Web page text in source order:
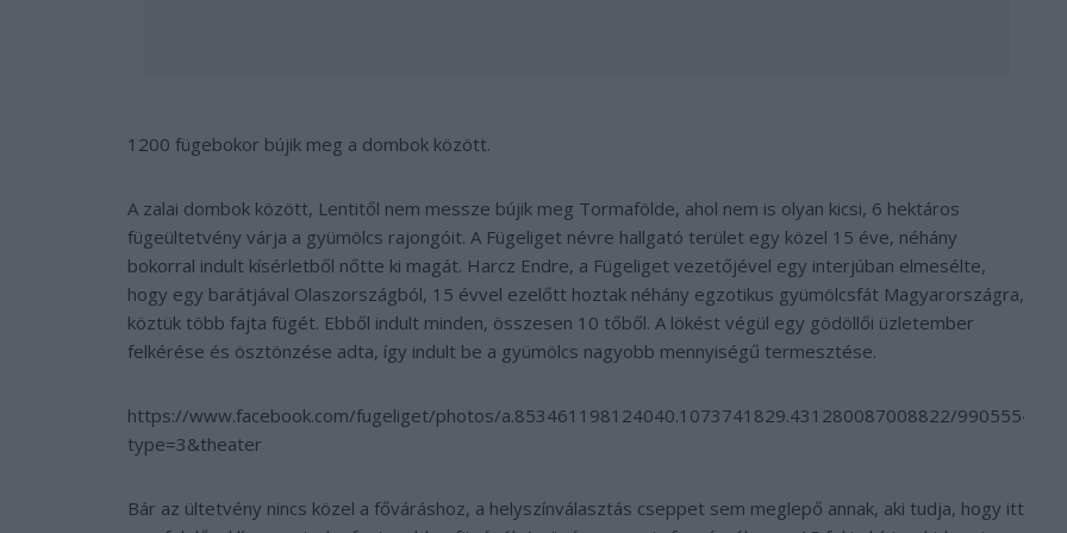
1200 fügebokor bújik meg a dombok között.
A zalai dombok között, Lentitől nem messze bújik meg Tormafölde, ahol nem is olyan kicsi, 6 hektáros
fügeültetvény várja a gyümölcs rajongóit. A Fügeliget névre hallgató terület egy közel 15 éve, néhány
bokorral indult kísérletből nőtte ki magát. Harcz Endre, a Fügeliget vezetőjével egy interjúban elmesélte,
hogy egy barátjával Olaszországból, 15 évvel ezelőtt hoztak néhány egzotikus gyümölcsfát Magyarországra,
köztük több fajta fügét. Ebből indult minden, összesen 10 tőből. A lökést végül egy gödöllői üzletember
felkérése és ösztönzése adta, így indult be a gyümölcs nagyobb mennyiségű termesztése.
https://www.facebook.com/fugeliget/photos/a.853461198124040.1073741829.431280087008822/
type=3&theater
Bár az ültetvény nincs közel a főváráshoz, a helyszínválasztás cseppet sem meglepő annak, aki tudja, hogy itt